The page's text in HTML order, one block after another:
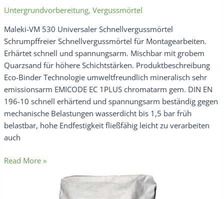
Untergrundvorbereitung, Vergussmörtel
Maleki-VM 530 Universaler Schnellvergussmörtel
Schrumpffreier Schnellvergussmörtel für Montagearbeiten.
Erhärtet schnell und spannungsarm. Mischbar mit grobem
Quarzsand für höhere Schichtstärken. Produktbeschreibung
Eco-Binder Technologie umweltfreundlich mineralisch sehr
emissionsarm EMICODE EC 1PLUS chromatarm gem. DIN EN
196-10 schnell erhärtend und spannungsarm beständig gegen
mechanische Belastungen wasserdicht bis 1,5 bar früh
belastbar, hohe Endfestigkeit fließfähig leicht zu verarbeiten
auch
Read More »